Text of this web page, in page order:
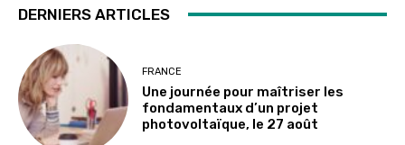
DERNIERS ARTICLES
FRANCE
Une journée pour maîtriser les
fondamentaux d’un projet
photovoltaïque, le 27 août